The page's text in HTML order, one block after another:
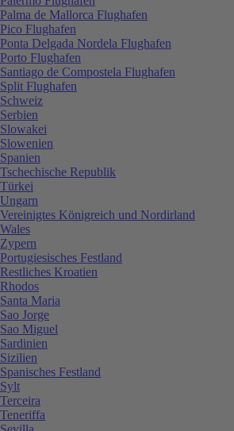
Palma de Mallorca Flughafen
Pico Flughafen
Ponta Delgada Nordela Flughafen
Porto Flughafen
Santiago de Compostela Flughafen
Split Flughafen
Schweiz
Serbien
Slowakei
Slowenien
Spanien
Tschechische Republik
Türkei
Ungarn
Vereinigtes Königreich und Nordirland
Wales
Zypern
Portugiesisches Festland
Restliches Kroatien
Rhodos
Santa Maria
Sao Jorge
Sao Miguel
Sardinien
Sizilien
Spanisches Festland
Sylt
Terceira
Teneriffa